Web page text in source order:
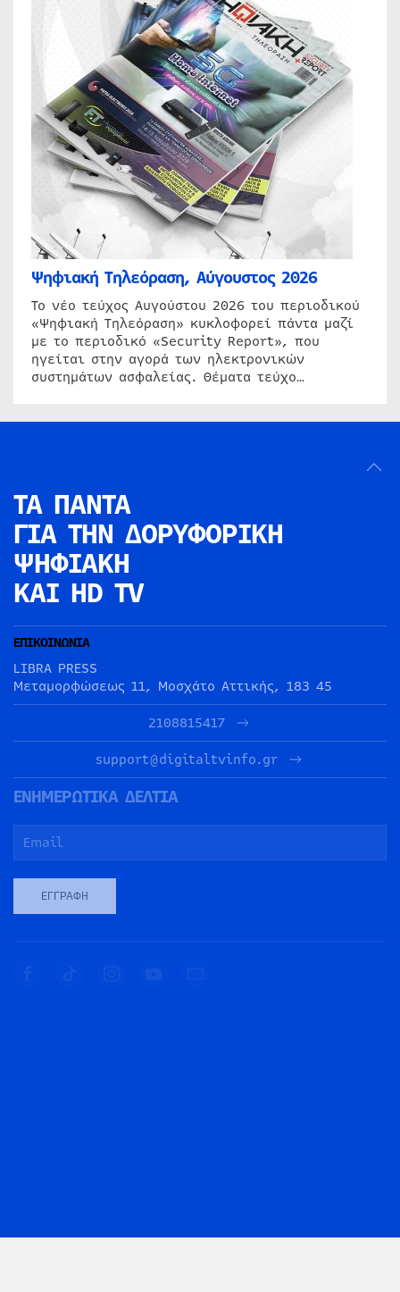
Ψηφιακή Τηλεόραση, Αύγουστος 2026
Το νέο τεύχος Αυγούστου 2026 του περιοδικού
«Ψηφιακή Τηλεόραση» κυκλοφορεί πάντα μαζί
με το περιοδικό «Security Report», που
ηγείται στην αγορά των ηλεκτρονικών
συστημάτων ασφαλείας. Θέματα τεύχο…
ΤΑ ΠΑΝΤΑ
ΓΙΑ ΤΗΝ ΔΟΡΥΦΟΡΙΚΗ
ΨΗΦΙΑΚΗ
ΚΑΙ HD TV
ΕΠΙΚΟΙΝΩΝΙΑ
LIBRA PRESS
Μεταμορφώσεως 11, Μοσχάτο Αττικής, 183 45
2108815417
support@digitaltvinfo.gr
ΕΝΗΜΕΡΩΤΙΚΑ ΔΕΛΤΙΑ
ΕΓΓΡΑΦΉ